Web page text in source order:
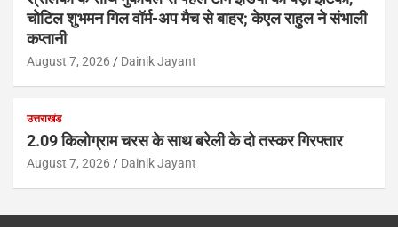
चोटिल शुभमन गिल वॉर्म-अप मैच से बाहर; केएल राहुल ने संभाली
कप्तानी
August 7, 2026 Dainik Jayant
उत्तराखंड
2.09 किलोग्राम चरस के साथ बरेली के दो तस्कर गिरफ्तार
August 7, 2026 Dainik Jayant